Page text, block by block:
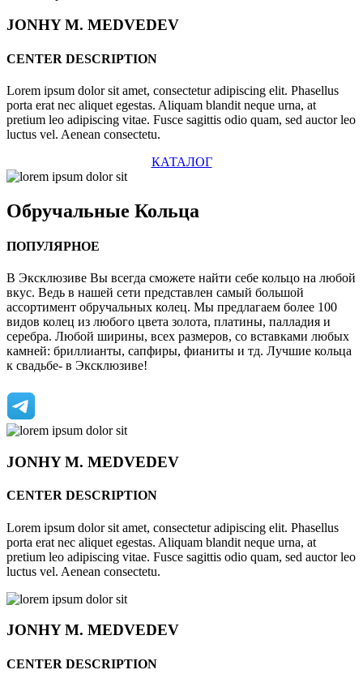
JONHYM. MEDVEDEV
CENTER DESCRIPTION
Lorem ipsum dolor sit amet, consectetur adipiscing elit. Phasellus
porta erat nec aliquet egestas. Aliquam blandit neque urna, at
pretium leo adipiscing vitae. Fusce sagittis odio quam, sed auctor leo
luctus vel. Aenean consectetu.
КАТАЛОГ
Обручальные Кольца
ПОПУЛЯРНОЕ
В Эксклюзиве Вы всегда сможете найти себе кольцо на любой
вкус. Ведь в нашей сети представлен самый большой
ассортимент обручальных колец. Мы предлагаем более 100
видов колец из любого цвета золота, платины, палладия и
серебра. Любой ширины, всех размеров, со вставками любых
камней: бриллианты, сапфиры, фианиты и тд. Лучшие кольца
к свадьбе- в Эксклюзиве!
JONHYM. MEDVEDEV
CENTER DESCRIPTION
Lorem ipsum dolor sit amet, consectetur adipiscing elit. Phasellus
porta erat nec aliquet egestas. Aliquam blandit neque urna, at
pretium leo adipiscing vitae. Fusce sagittis odio quam, sed auctor leo
luctus vel. Aenean consectetu.
JONHYM. MEDVEDEV
CENTER DESCRIPTION